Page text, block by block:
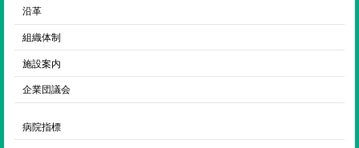
沿革
組織体制
施設案内
企業団議会
病院指標